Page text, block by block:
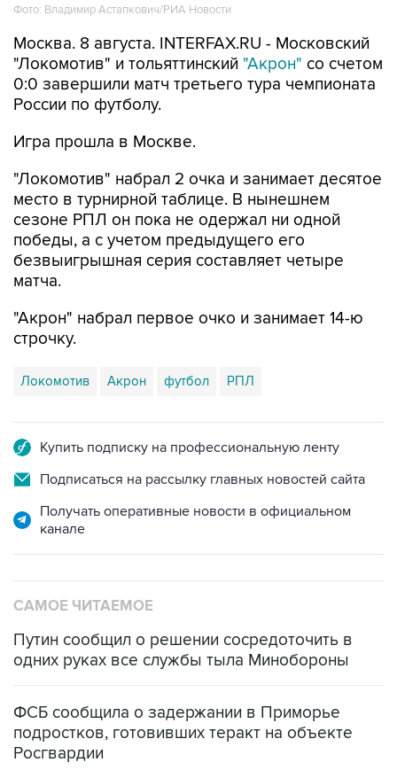
Фото: Владимир Астапкович/РИА Новости
Москва. 8 августа. INTERFAX.RU - Московский
"Локомотив" и тольяттинский "Акрон" со счетом
0:0 завершили матч третьего тура чемпионата
России по футболу.
Игра прошла в Москве.
"Локомотив" набрал 2 очка и занимает десятое
место в турнирной таблице. В нынешнем
сезоне РПЛ он пока не одержал ни одной
победы, а с учетом предыдущего его
безвыигрышная серия составляет четыре
матча.
"Акрон" набрал первое очко и занимает 14-ю
строчку.
Локомотив Акрон футбол РПЛ
Купить подписку на профессиональную ленту
Подписаться на рассылку главных новостей сайта
Получать оперативные новости в официальном
канале
САМОЕ ЧИТАЕМОЕ
Путин сообщил о решении сосредоточить в
одних руках все службы тыла Минобороны
ФСБ сообщила о задержании в Приморье
подростков, готовивших теракт на объекте
Росгвардии